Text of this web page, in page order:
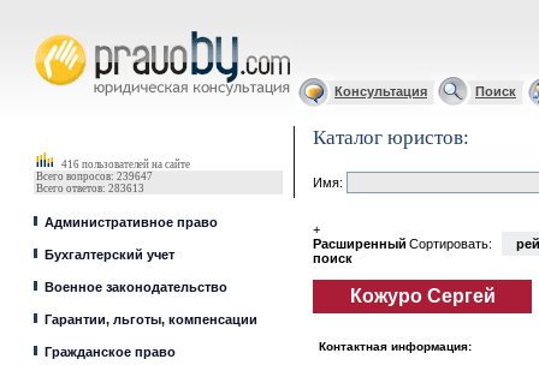
Консультация Поиск
416 пользователей на сайте
Всего вопросов: 239647
Всего ответов: 283613
Административное право
Бухгалтерский учет
Военное законодательство
Гарантии, льготы, компенсации
Гражданское право
Каталог юристов:
Имя:
+
Расширенный
поиск
Сортировать:
Кожуро Сергей
Контактная информация: